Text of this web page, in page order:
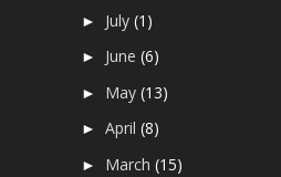
► July(1)
► June(6)
► May(13)
►April(8)
► March(15)